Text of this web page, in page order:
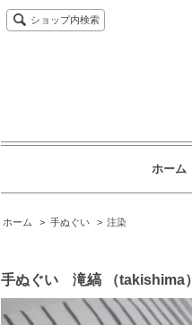
ショップ内検索
ホーム
ホーム > 手ぬぐい > 注染
手ぬぐい 滝縞 （takishima）